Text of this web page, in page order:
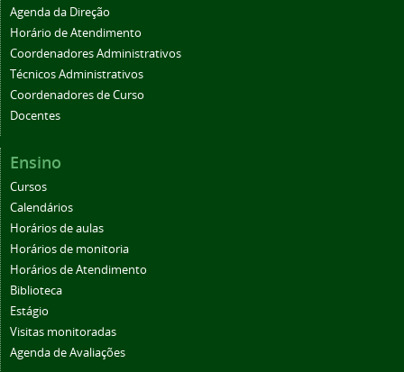
Agenda da Direção
Horário de Atendimento
Coordenadores Administrativos
Técnicos Administrativos
Coordenadores de Curso
Docentes
Ensino
Cursos
Calendários
Horários de aulas
Horários de monitoria
Horários de Atendimento
Biblioteca
Estágio
Visitas monitoradas
Agenda de Avaliações